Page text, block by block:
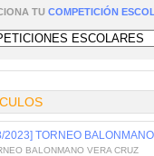
TU COMPETICIÓN
2023] TORNEO
BALONMANO VERA CRUZ